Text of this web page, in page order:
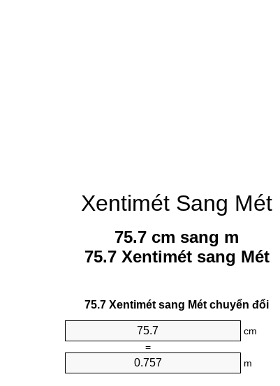
Xentimét Sang Mét
75.7 cm sang m
75.7 Xentimét sang Mét
75.7 Xentimét sang Mét chuyển đổi
cm
=
m